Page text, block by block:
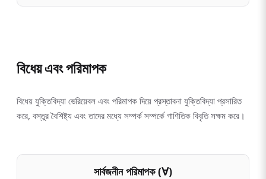
বিধেয় এবং পরিমাপক
বিধেয় যুক্তিবিদ্যা ভেরিয়েবল এবং পরিমাপক দিয়ে প্রস্তাবনা যুক্তিবিদ্যা প্রসারিত
করে, বস্তুর বৈশিষ্ট্য এবং তাদের মধ্যে সম্পর্ক সম্পর্কে গাণিতিক বিবৃতি সক্ষম করে।
সার্বজনীন পরিমাপক (∀)